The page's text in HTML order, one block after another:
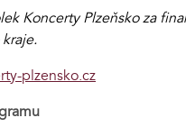
Koncerty Plzeňsko za
plzensko.cz